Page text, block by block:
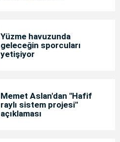
Yüzme havuzunda
geleceğin sporcuları
yetişiyor
Memet Aslan'dan "Hafif
raylı sistem projesi"
açıklaması